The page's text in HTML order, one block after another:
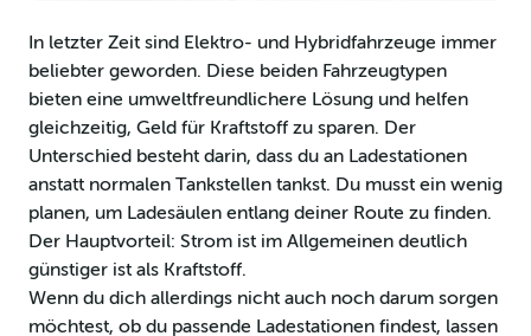
In letzter Zeit sind Elektro- und Hybridfahrzeuge immer
beliebter geworden. Diese beiden Fahrzeugtypen
bieten eine umweltfreundlichere Lösung und helfen
gleichzeitig, Geld für Kraftstoff zu sparen. Der
Unterschied besteht darin, dass du an Ladestationen
anstatt normalen Tankstellen tankst. Du musst ein wenig
planen, um Ladesäulen entlang deiner Route zu finden.
Der Hauptvorteil: Strom ist im Allgemeinen deutlich
günstiger ist als Kraftstoff.
Wenn du dich allerdings nicht auch noch darum sorgen
möchtest, ob du passende Ladestationen findest, lassen